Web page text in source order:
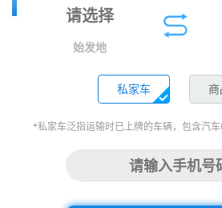
始发地
私家车
*私家车泛指运输时已上牌的车辆，包含汽